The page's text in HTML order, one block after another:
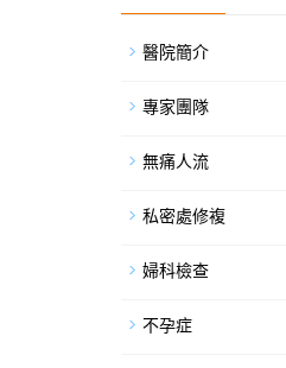
醫院簡介
專家團隊
無痛人流
私密處修複
婦科檢查
不孕症